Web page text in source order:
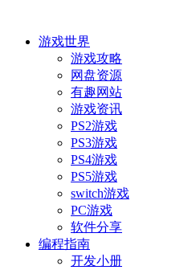
游戏世界
游戏攻略
网盘资源
有趣网站
游戏资讯
PS2游戏
PS3游戏
PS4游戏
PS5游戏
switch游戏
PC游戏
软件分享
编程指南
开发小册